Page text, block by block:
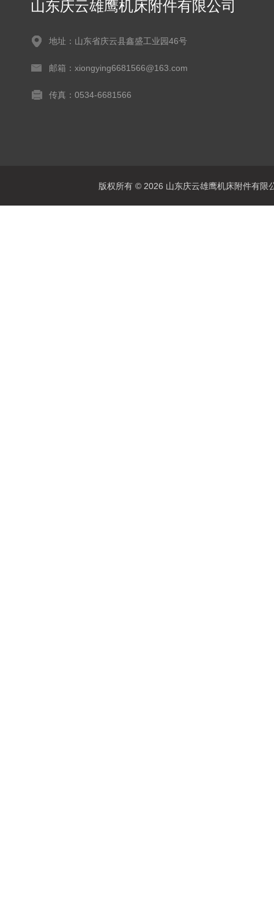
山东庆云雄鹰机床附件有限公司
地址：山东省庆云县鑫盛工业园46号
邮箱：xiongying6681566@163.com
传真：0534-6681566
版权所有 © 2026 山东庆云雄鹰机床附件有